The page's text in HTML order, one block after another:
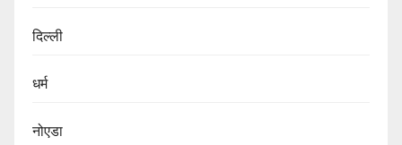
दिल्ली
धर्म
नोएडा